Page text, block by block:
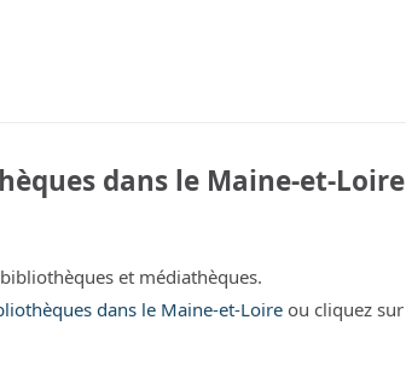
dans le Maine-et-Loire
et médiathèques.
dans le Maine-et-Loire ou cliquez sur